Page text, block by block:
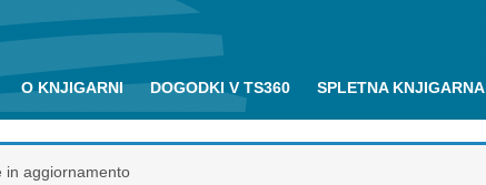
O KNJIGARNI DOGODKI V TS360 SPLETNA KNJIGARNA
in aggiornamento